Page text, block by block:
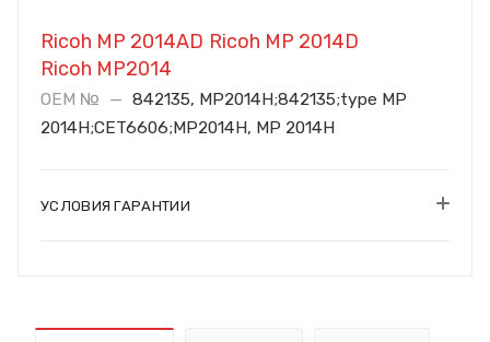
Ricoh MP 2014AD Ricoh MP 2014D
Ricoh MP2014
OEM № — 842135, MP2014H;842135;type MP
2014H;CET6606;MP2014H, MP 2014H
УСЛОВИЯ ГАРАНТИИ